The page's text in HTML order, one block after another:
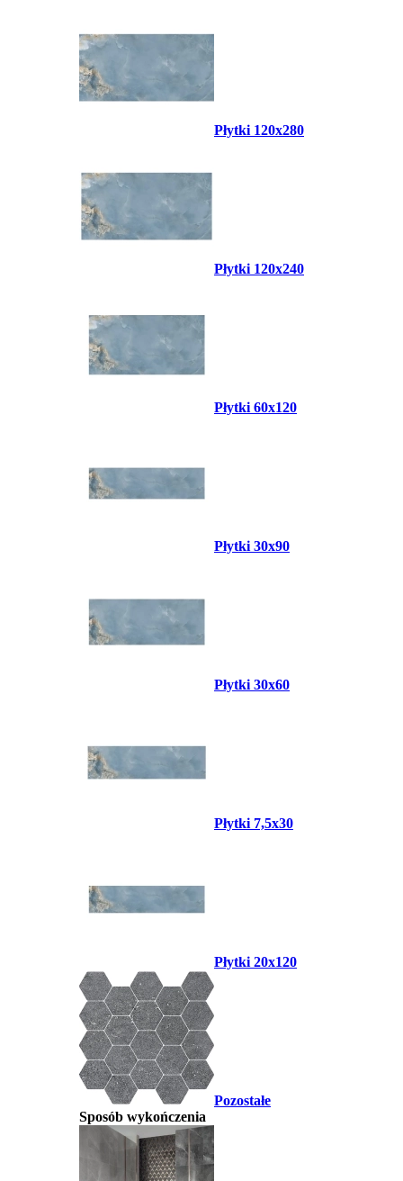
Płytki 120x280
Płytki 120x240
Płytki 60x120
Płytki 30x90
Płytki 30x60
Płytki 7,5x30
Płytki 20x120
Pozostałe
Sposób wykończenia